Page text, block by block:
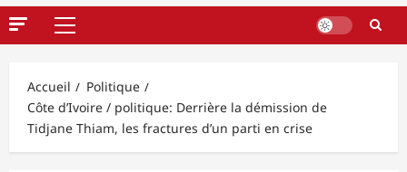
Menu
Accueil
Politique
Côte d’Ivoire / politique: Derrière la démission de
Tidjane Thiam, les fractures d’un parti en crise